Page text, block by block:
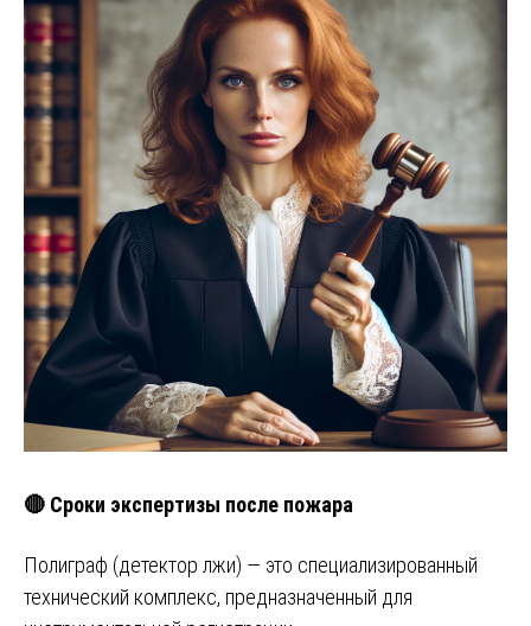
🔴 Сроки экспертизы после пожара
Полиграф (детектор лжи) — это специализированный
технический комплекс, предназначенный для